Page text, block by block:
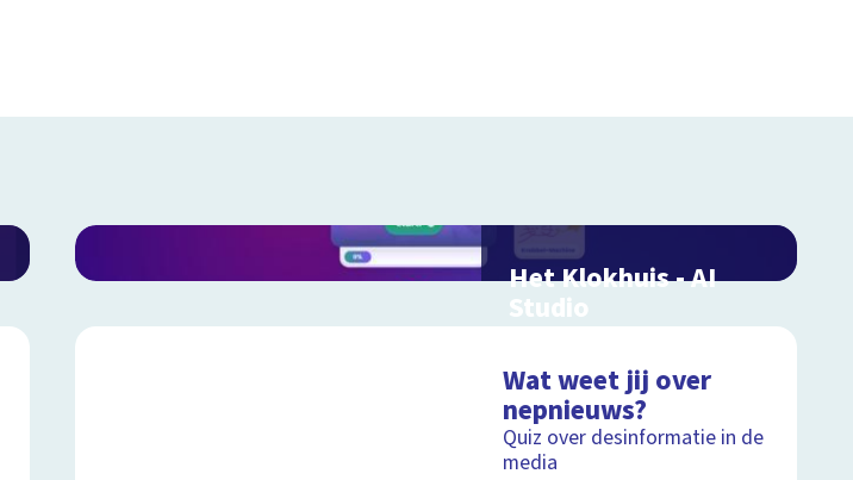
Het Klokhuis - AI
Studio
Leer alles over artificial
Wat weet jij over
nepnieuws?
Quiz over desinformatie in de
media